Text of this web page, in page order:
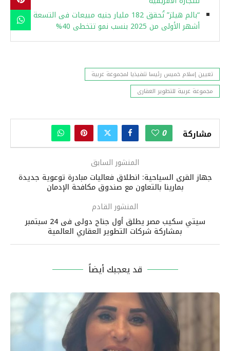
“بالم هيلز” تُحقق 182 مليار جنيه مبيعات فى التسعة
أشهر الأولى من 2025 بنسب نمو تتخطى 40%
تعيين إسلام خميس رئيسا تنفيذيا لمجموعة عربية
مجموعة عربية للتطوير العقارى
مشاركة 0
المنشور السابق
جهاز القرى السياحية: انطلاق فعاليات مبادرة توعوية جديدة
بمارينا بالتعاون مع صندوق مكافحة الإدمان
المنشور القادم
سيتي سكيب مصر يطلق أول جناح دولى فى 24 سبتمبر
بمشاركة شركات التطوير العقاري العالمية
قد يعجبك أيضاً